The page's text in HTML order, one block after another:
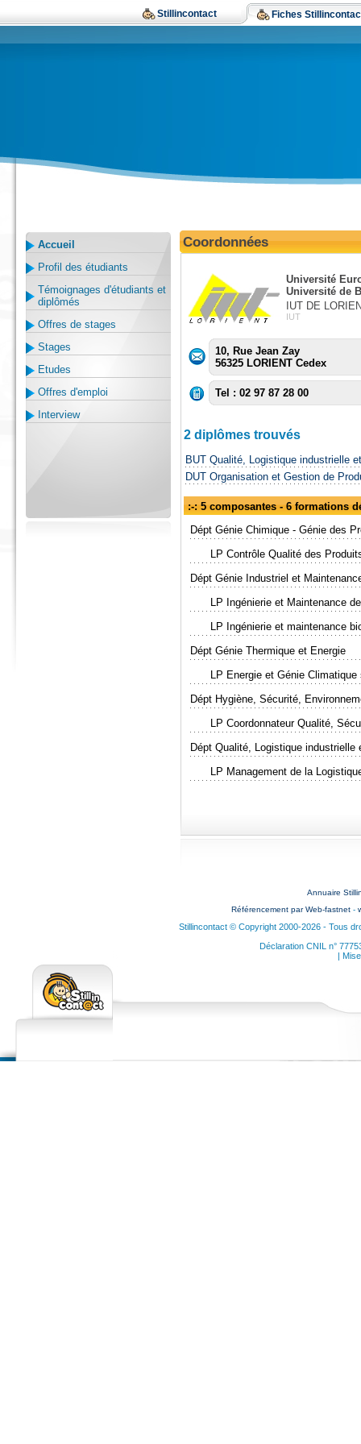
Stillincontact Fiches
Accueil
Profil des étudiants
Témoignages d'étudiants et
diplômés
Offres de stages
Stages
Etudes
Offres d'emploi
Interview
Coordonnées
Université
Université de
IUT DE
IUT
10, Rue Jean Zay
56325 LORIENT Cedex
Tel : 02 97 87 28 00
2 diplômes trouvés
BUT Qualité, Logistique industrielle
DUT Organisation et Gestion de
:-: 5 composantes - 6 formations
Dépt Génie Chimique - Génie des
LP Contrôle Qualité des
Dépt Génie Industriel et
LP Ingénierie et Maintenance
LP Ingénierie et maintenance
Dépt Génie Thermique et Energie
LP Energie et Génie
Dépt Hygiène, Sécurité,
LP Coordonnateur Qualité,
Dépt Qualité, Logistique industrielle
LP Management de la
Annuaire
Référencement par Web-fastnet-
Stillincontact © Copyright 2000-2026 - Tous
Déclaration CNIL n°
|